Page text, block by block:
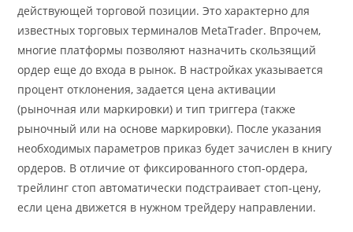
действующей торговой позиции. Это характерно для
известных торговых терминалов MetaTrader. Впрочем,
многие платформы позволяют назначить скользящий
ордер еще до входа в рынок. В настройках указывается
процент отклонения, задается цена активации
(рыночная или маркировки) и тип триггера (также
рыночный или на основе маркировки). После указания
необходимых параметров приказ будет зачислен в книгу
ордеров. В отличие от фиксированного стоп-ордера,
трейлинг стоп автоматически подстраивает стоп-цену,
если цена движется в нужном трейдеру направлении.